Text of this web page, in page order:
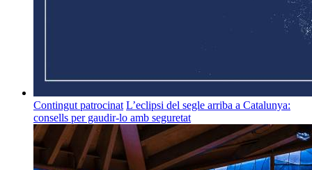
Contingut patrocinat L’eclipsi del segle arriba a Catalunya:
consells per gaudir-lo amb seguretat